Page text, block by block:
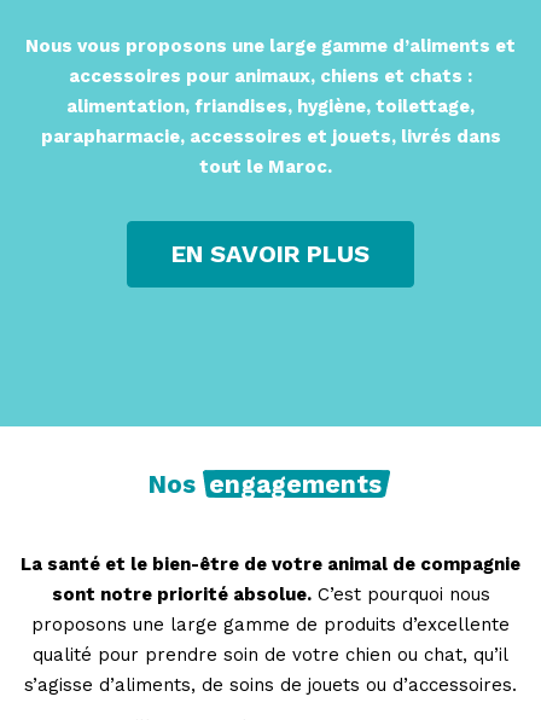
Nous vous proposons une large gamme d’aliments et
accessoires pour animaux, chiens et chats :
alimentation, friandises, hygiène, toilettage,
parapharmacie, accessoires et jouets, livrés dans
tout le Maroc.
EN SAVOIR PLUS
Nos engagements
La santé et le bien-être de votre animal de compagnie
sont notre priorité absolue.C’est pourquoi nous
proposons une large gamme de produits d’excellente
qualité pour prendre soin de votre chien ou chat, qu’il
s’agisse d’aliments, de soins de jouets ou d’accessoires.